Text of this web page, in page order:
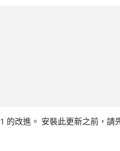
的改進。 安裝此更新之前，請